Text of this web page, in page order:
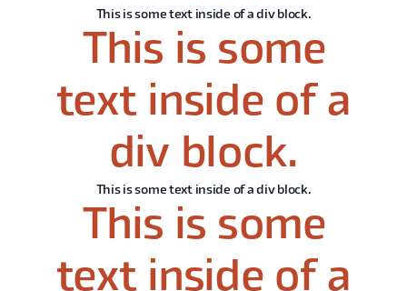
This is some text inside of a div block.
This is some
text inside of a
div block.
This is some text inside of a div block.
This is some
text inside of a